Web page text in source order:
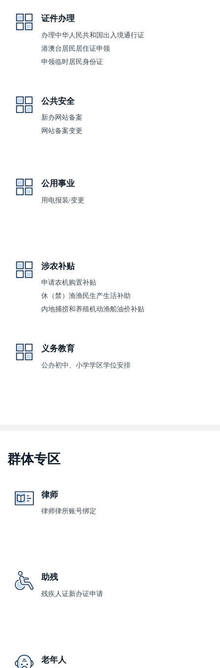
证件办理
办理中华人民共和国出入境通行证
港澳台居民居住证申领
申领临时居民身份证
公共安全
新办网站备案
网站备案变更
公用事业
用电报装/变更
涉农补贴
申请农机购置补贴
休（禁）渔渔民生产生活补助
内地捕捞和养殖机动渔船油价补贴
义务教育
公办初中、小学学区学位安排
群体专区
律师
律师律所账号绑定
助残
残疾人证新办证申请
老年人